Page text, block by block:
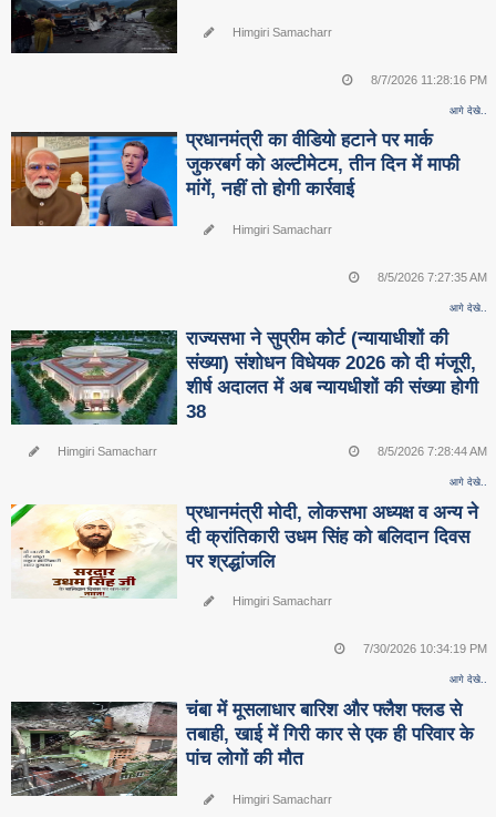
Himgiri Samacharr
8/7/2026 11:28:16 PM
आगे देखे..
प्रधानमंत्री का वीडियो हटाने पर मार्क
जुकरबर्ग को अल्टीमेटम, तीन दिन में माफी
मांगें, नहीं तो होगी कार्रवाई
Himgiri Samacharr
8/5/2026 7:27:35 AM
आगे देखे..
राज्यसभा ने सुप्रीम कोर्ट (न्यायाधीशों की
संख्या) संशोधन विधेयक 2026 को दी मंजूरी,
शीर्ष अदालत में अब न्यायधीशों की संख्या होगी
38
Himgiri Samacharr 8/5/2026 7:28:44 AM
आगे देखे..
प्रधानमंत्री मोदी, लोकसभा अध्यक्ष व अन्य ने
दी क्रांतिकारी उधम सिंह को बलिदान दिवस
पर श्रद्धांजलि
Himgiri Samacharr
7/30/2026 10:34:19 PM
आगे देखे..
चंबा में मूसलाधार बारिश और फ्लैश फ्लड से
तबाही, खाई में गिरी कार से एक ही परिवार के
पांच लोगों की मौत
Himgiri Samacharr